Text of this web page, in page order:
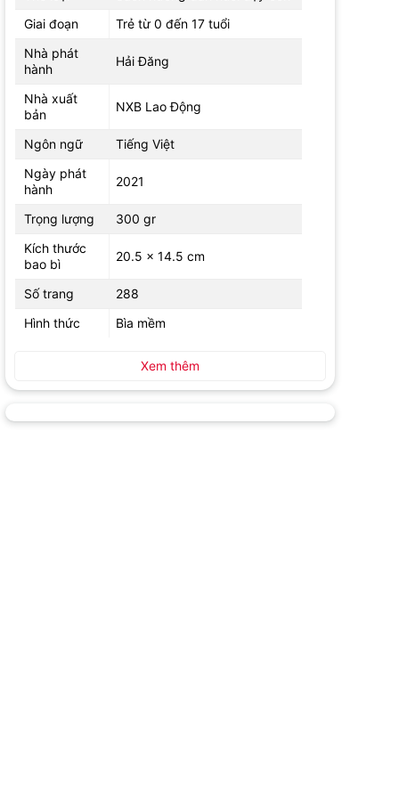
Giai đoạn
Trẻ từ 0 đến 17 tuổi
Nhà phát
hành
Hải Đăng
Nhà xuất
bản
NXB Lao Động
Ngôn ngữ
Tiếng Việt
Ngày phát
hành
2021
Trọng lượng
300 gr
Kích thước
bao bì
20.5 x 14.5 cm
Số trang
288
Hình thức
Bìa mềm
Xem thêm